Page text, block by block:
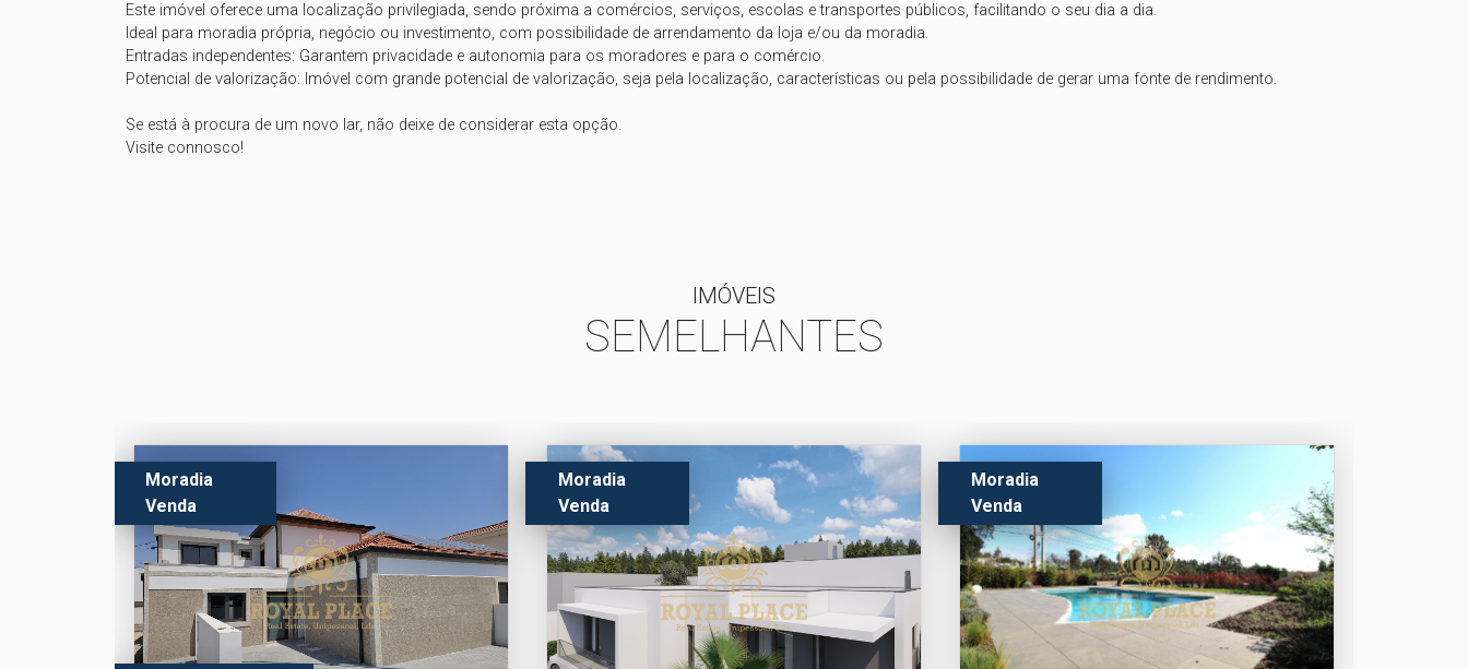
Este imóvel oferece uma localização privilegiada, sendo próxima a comércios, serviços, escolas e transportes públicos, facilitando o seu dia a dia.
Ideal para moradia própria, negócio ou investimento, com possibilidade de arrendamento da loja e/ou da moradia.
Entradas independentes: Garantem privacidade e autonomia para os moradores e para o comércio.
Potencial de valorização: Imóvel com grande potencial de valorização, seja pela localização, características ou pela possibilidade de gerar uma fonte de rendimento.
Se está à procura de um novo lar, não deixe de considerar esta opção.
Visite connosco!
IMÓVEIS
SEMELHANTES
Moradia
Venda
Moradia
Venda
Moradia
Venda